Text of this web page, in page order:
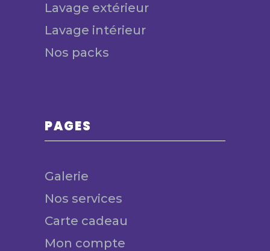
Lavage extérieur
Lavage intérieur
Nos packs
PAGES
Galerie
Nos services
Carte cadeau
Mon compte